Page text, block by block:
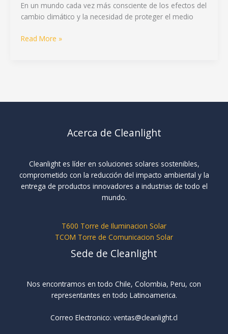
En un mundo cada vez más consciente de los efectos del
cambio climático y la necesidad de proteger el medio
Read More »
Acerca de Cleanlight
Cleanlight es líder en soluciones solares sostenibles,
comprometido con la reducción del impacto ambiental y la
entrega de productos innovadores a industrias de todo el
mundo.
T600 Torre de Iluminacion Solar
TCOM Torre de Comunicacion Solar
Sede de Cleanlight
Nos encontramos en todo Chile, Colombia, Peru, con
representantes en todo Latinoamerica.
Correo Electronico: ventas@cleanlight.cl